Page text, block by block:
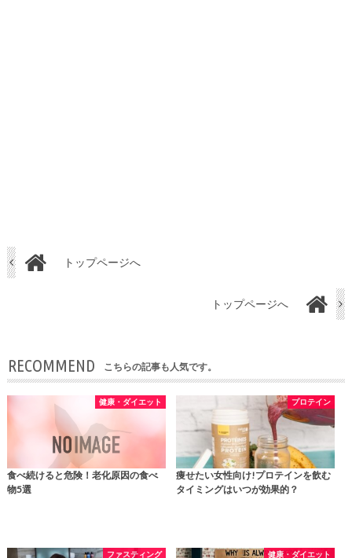
トップページへ
トップページへ
RECOMMEND こちらの記事も人気です。
健康・ダイエット
食べ続けると危険！老化原因の食べ
物5選
プロテイン
痩せたい女性向け!プロテインを飲む
タイミングはいつが効果的？
ファスティング 健康・ダイエット